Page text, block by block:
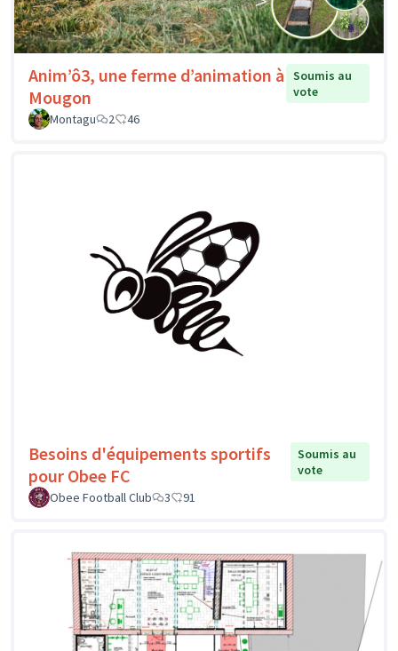
Anim’ô3, une ferme d’animation à
Mougon
Soumis au
vote
Montagu
2 46
Besoins d'équipements sportifs
pour Obee FC
Soumis au
vote
Obee Football Club
3 91